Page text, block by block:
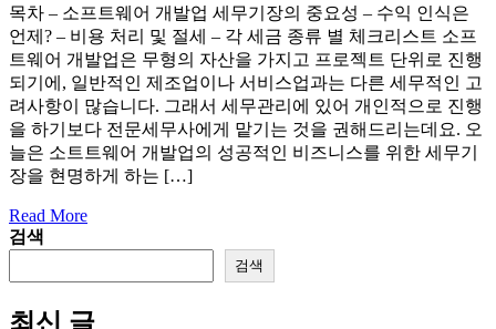
목차 – 소프트웨어 개발업 세무기장의 중요성 – 수익 인식은
언제? – 비용 처리 및 절세 – 각 세금 종류 별 체크리스트 소프
트웨어 개발업은 무형의 자산을 가지고 프로젝트 단위로 진행
되기에, 일반적인 제조업이나 서비스업과는 다른 세무적인 고
려사항이 많습니다. 그래서 세무관리에 있어 개인적으로 진행
을 하기보다 전문세무사에게 맡기는 것을 권해드리는데요. 오
늘은 소트트웨어 개발업의 성공적인 비즈니스를 위한 세무기
장을 현명하게 하는 […]
Read More
검색
검색
최신 글